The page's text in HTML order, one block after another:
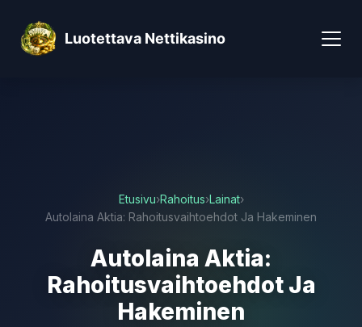
Luotettava Nettikasino
Etusivu›Rahoitus›Lainat›
Autolaina Aktia: Rahoitusvaihtoehdot Ja Hakeminen
Autolaina Aktia:
Rahoitusvaihtoehdot Ja
Hakeminen